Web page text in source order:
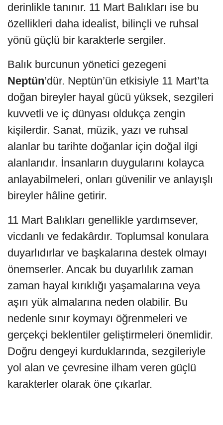
derinlikle tanınır. 11 Mart Balıkları ise bu
özellikleri daha idealist, bilinçli ve ruhsal
yönü güçlü bir karakterle sergiler.
Balık burcunun yönetici gezegeni
Neptün’dür. Neptün’ün etkisiyle 11 Mart’ta
doğan bireyler hayal gücü yüksek, sezgileri
kuvvetli ve iç dünyası oldukça zengin
kişilerdir. Sanat, müzik, yazı ve ruhsal
alanlar bu tarihte doğanlar için doğal ilgi
alanlarıdır. İnsanların duygularını kolayca
anlayabilmeleri, onları güvenilir ve anlayışlı
bireyler hâline getirir.
11 Mart Balıkları genellikle yardımsever,
vicdanlı ve fedakârdır. Toplumsal konulara
duyarlıdırlar ve başkalarına destek olmayı
önemserler. Ancak bu duyarlılık zaman
zaman hayal kırıklığı yaşamalarına veya
aşırı yük almalarına neden olabilir. Bu
nedenle sınır koymayı öğrenmeleri ve
gerçekçi beklentiler geliştirmeleri önemlidir.
Doğru dengeyi kurduklarında, sezgileriyle
yol alan ve çevresine ilham veren güçlü
karakterler olarak öne çıkarlar.